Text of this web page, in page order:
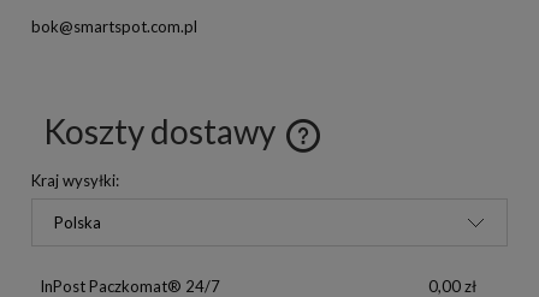
bok@smartspot.com.pl
Koszty dostawy
Kraj wysyłki:
InPost Paczkomat® 24/7 0,00 zł